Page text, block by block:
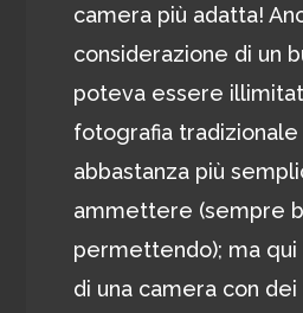
camera più adatta!
considerazione di un
poteva essere
fotografia
abbastanza più
ammettere (sempre
permettendo); ma qui
di una camera con